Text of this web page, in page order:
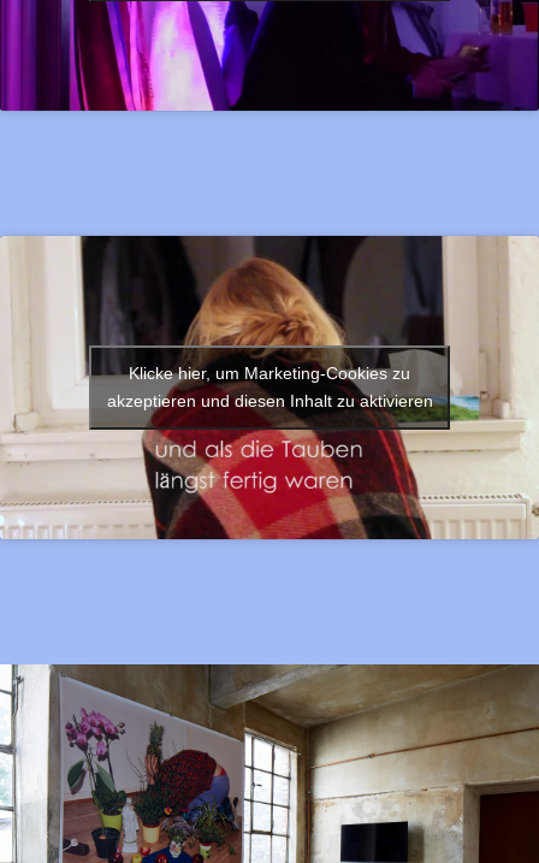
Klicke hier, um Marketing-Cookies zu
akzeptieren und diesen Inhalt zu aktivieren